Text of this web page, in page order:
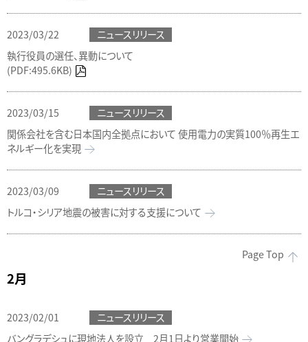
2023/03/22
ニュースリリース
執行役員の選任、異動について
(PDF:495.6KB)
2023/03/15
ニュースリリース
関係会社を含む日本国内全拠点において 使用電力の実質100％再生エ
ネルギー化を実現
2023/03/09
ニュースリリース
トルコ・シリア地震の被害に対する支援について
Page Top
2月
2023/02/01
ニュースリリース